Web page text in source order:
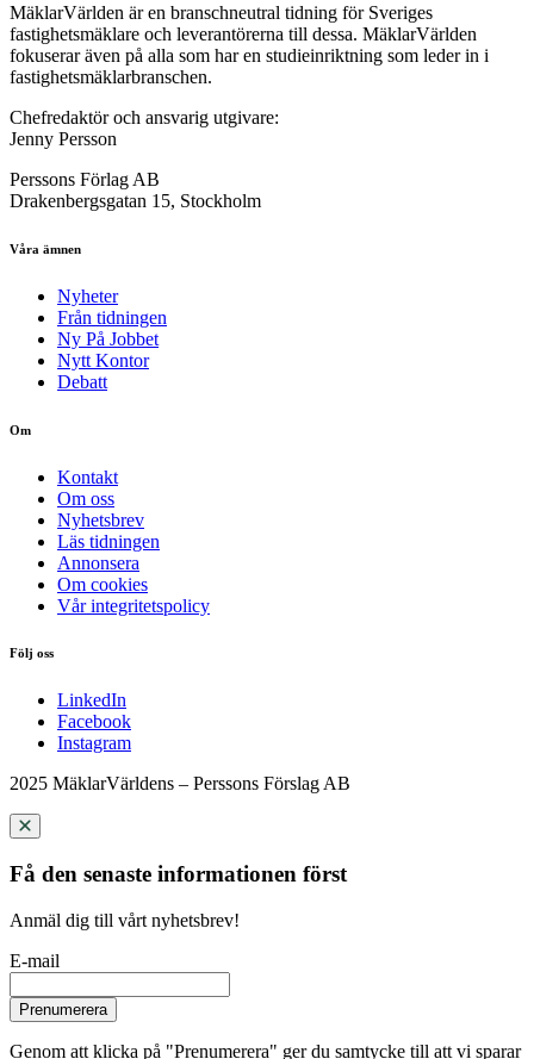
MäklarVärlden är en branschneutral tidning för Sveriges
fastighetsmäklare och leverantörerna till dessa. MäklarVärlden
fokuserar även på alla som har en studieinriktning som leder in i
fastighetsmäklarbranschen.
Chefredaktör och ansvarig utgivare:
Jenny Persson
Perssons Förlag AB
Drakenbergsgatan 15, Stockholm
Våra ämnen
Nyheter
Från tidningen
Ny På Jobbet
Nytt Kontor
Debatt
Om
Kontakt
Om oss
Nyhetsbrev
Läs tidningen
Annonsera
Om cookies
Vår integritetspolicy
Följ oss
LinkedIn
Facebook
Instagram
2025 MäklarVärldens – Perssons Förslag AB
Få den senaste informationen först
Anmäl dig till vårt nyhetsbrev!
E-mail
Prenumerera
Genom att klicka på "Prenumerera" ger du samtycke till att vi sparar